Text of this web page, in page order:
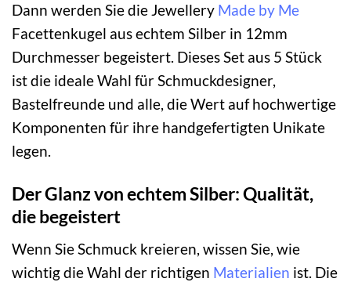
Dann werden Sie die Jewellery Made by Me
Facettenkugel aus echtem Silber in 12mm
Durchmesser begeistert. Dieses Set aus 5 Stück
ist die ideale Wahl für Schmuckdesigner,
Bastelfreunde und alle, die Wert auf hochwertige
Komponenten für ihre handgefertigten Unikate
legen.
Der Glanz von echtem Silber: Qualität,
die begeistert
Wenn Sie Schmuck kreieren, wissen Sie, wie
wichtig die Wahl der richtigen Materialien ist. Die